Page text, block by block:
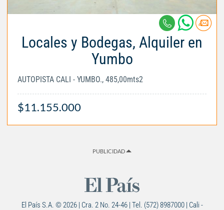
Locales y Bodegas, Alquiler en
Yumbo
AUTOPISTA CALI - YUMBO., 485,00mts2
$11.155.000
PUBLICIDAD
El País S.A. © 2026 | Cra. 2 No. 24-46 | Tel. (572) 8987000 | Cali -